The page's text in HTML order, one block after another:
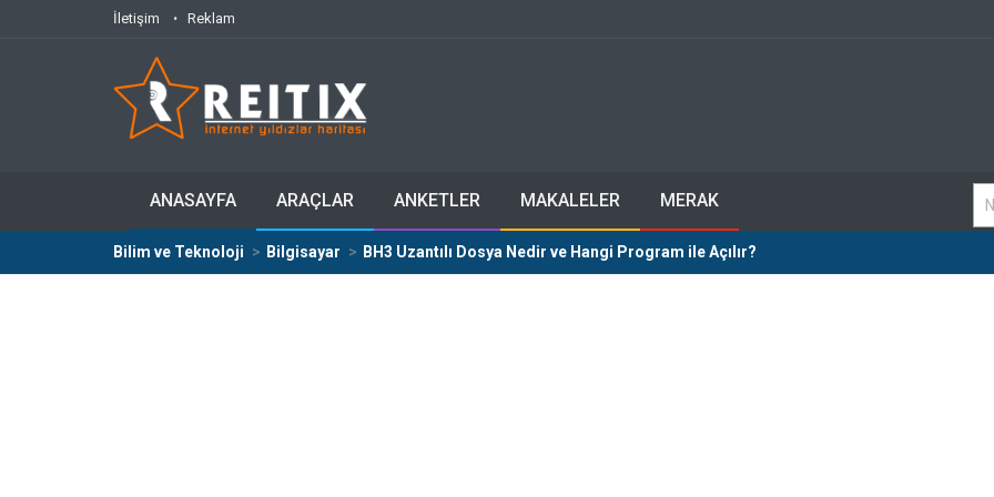
İletişim Reklam
ANASAYFA ARAÇLAR ANKETLER MAKALELER MERAK
Bilim ve Teknoloji Bilgisayar BH3 Uzantılı Dosya Nedir ve Hangi Program ile Açılır?